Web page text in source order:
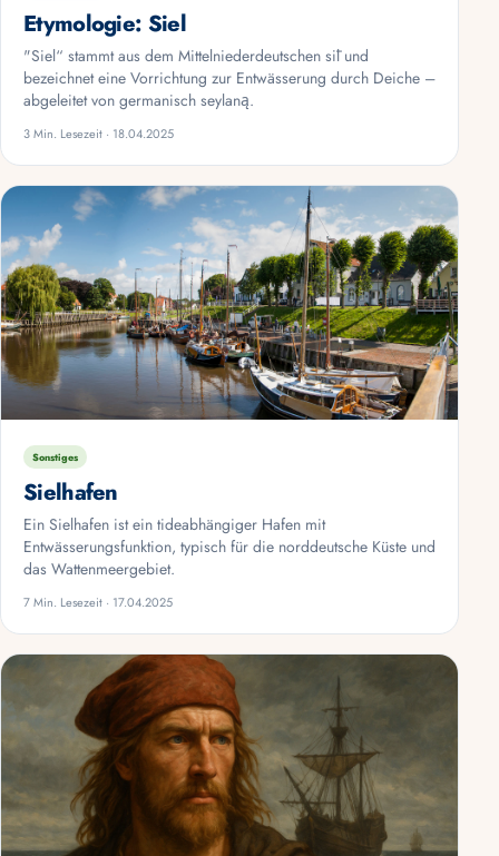
Etymologie: Siel
"Siel“ stammt aus dem Mittelniederdeutschen sīl und
bezeichnet eine Vorrichtung zur Entwässerung durch Deiche –
abgeleitet von germanisch seylaną.
3 Min. Lesezeit · 18.04.2025
Sonstiges
Sielhafen
Ein Sielhafen ist ein tideabhängiger Hafen mit
Entwässerungsfunktion, typisch für die norddeutsche Küste und
das Wattenmeergebiet.
7 Min. Lesezeit · 17.04.2025